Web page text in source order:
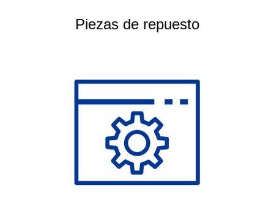
Piezas de repuesto